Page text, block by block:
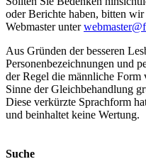
oder Berichte haben, bitten
Webmaster unter
Aus Gründen der besseren
Personenbezeichnungen und
der Regel die männliche
Sinne der Gleichbehandlung
Diese verkürzte Sprachform
und beinhaltet keine Wertung.
Suche